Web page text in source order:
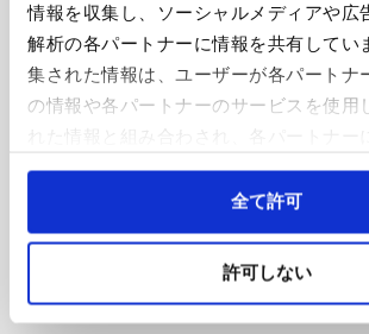
情報を収集し、ソーシャルメディアや広
解析の各パートナーに情報を共有してい
集された情報は、ユーザーが各パートナ
の情報や各パートナーのサービスを使用
れることがあります。
Cookieを許可しない場合、ウェブサイト
能やコンテンツに完全にアクセスできな
全て許可
許可しない
2026年4月17日（金曜）正午から8月31日
まで（JST）
申込状況によって申込期間中でも予告なく
があります。
3.参加者の決定
参加費の入金確認をもって、参加確定とさ
す。
定員に達し次第、募集を締め切らせていた
了承ください。